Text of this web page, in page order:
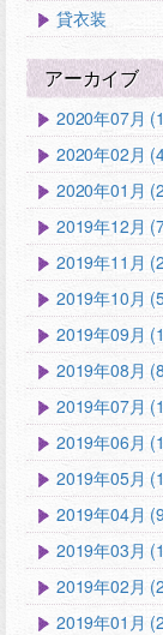
貸衣装
アーカイブ
2020年07月
2020年02月
2020年01月
2019年12月
2019年11月
2019年10月
2019年09月
2019年08月
2019年07月
2019年06月
2019年05月
2019年04月
2019年03月
2019年02月
2019年01月